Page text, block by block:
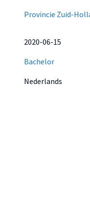
Provincie Zuid-
2020-06-15
Bachelor
Nederlands